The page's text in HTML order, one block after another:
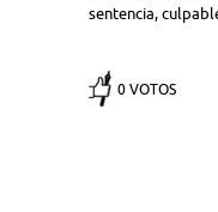
sentencia,
0 VOTOS